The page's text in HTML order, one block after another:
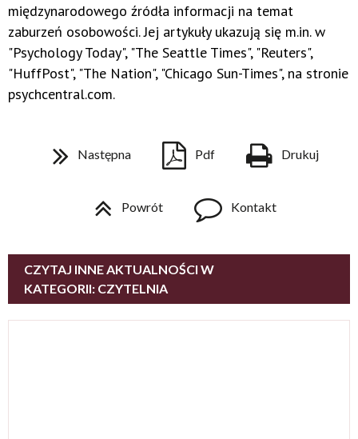
międzynarodowego źródła informacji na temat
zaburzeń osobowości. Jej artykuły ukazują się m.in. w
"Psychology Today", "The Seattle Times", "Reuters",
"HuffPost", "The Nation", "Chicago Sun-Times", na stronie
psychcentral.com.
Następna Pdf Drukuj
Powrót Kontakt
CZYTAJ INNE AKTUALNOŚCI W
KATEGORII: CZYTELNIA